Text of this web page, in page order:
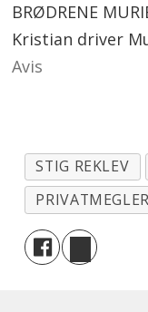
BRØDRENE
Kristian driver
Avis
STIG REKLEV